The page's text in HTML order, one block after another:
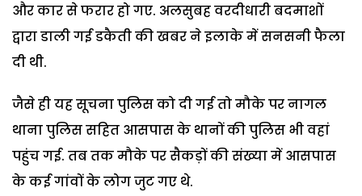
और कार से फरार हो गए. अलसुबह वरदीधारी बदमाशों
द्वारा डाली गई डकैती की खबर ने इलाके में सनसनी फैला
दी थी.
जैसे ही यह सूचना पुलिस को दी गई तो मौके पर नागल
थाना पुलिस सहित आसपास के थानों की पुलिस भी वहां
पहुंच गई. तब तक मौके पर सैकड़ों की संख्या में आसपास
के कई गांवों के लोग जुट गए थे.